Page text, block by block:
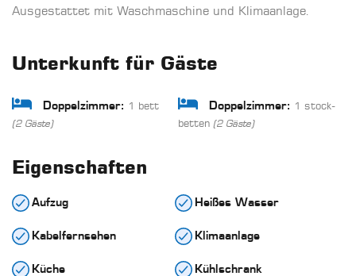
Ausgestattet mit Waschmaschine und Klimaanlage.
Unterkunft für Gäste
Doppelzimmer: 1 bett
(2 Gäste)
Doppelzimmer: 1 stock-
betten (2 Gäste)
Eigenschaften
Aufzug Heißes Wasser
Kabelfernsehen Klimaanlage
Küche Kühlschrank